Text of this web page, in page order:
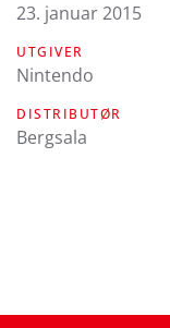
23. januar 2015
UTGIVER
Nintendo
DISTRIBUTØR
Bergsala